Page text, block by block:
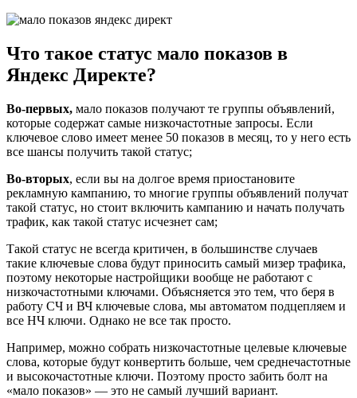
Что такое статус мало показов в
Яндекс Директе?
Во-первых, мало показов получают те группы объявлений,
которые содержат самые низкочастотные запросы. Если
ключевое слово имеет менее 50 показов в месяц, то у него есть
все шансы получить такой статус;
Во-вторых, если вы на долгое время приостановите
рекламную кампанию, то многие группы объявлений получат
такой статус, но стоит включить кампанию и начать получать
трафик, как такой статус исчезнет сам;
Такой статус не всегда критичен, в большинстве случаев
такие ключевые слова будут приносить самый мизер трафика,
поэтому некоторые настройщики вообще не работают с
низкочастотными ключами. Объясняется это тем, что беря в
работу СЧ и ВЧ ключевые слова, мы автоматом подцепляем и
все НЧ ключи. Однако не все так просто.
Например, можно собрать низкочастотные целевые ключевые
слова, которые будут конвертить больше, чем среднечастотные
и высокочастотные ключи. Поэтому просто забить болт на
«мало показов» — это не самый лучший вариант.